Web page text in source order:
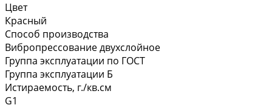
Цвет
Красный
Способ производства
Вибропрессование двухслойное
Группа эксплуатации по ГОСТ
Группа эксплуатации Б
Истираемость, г./кв.см
G1